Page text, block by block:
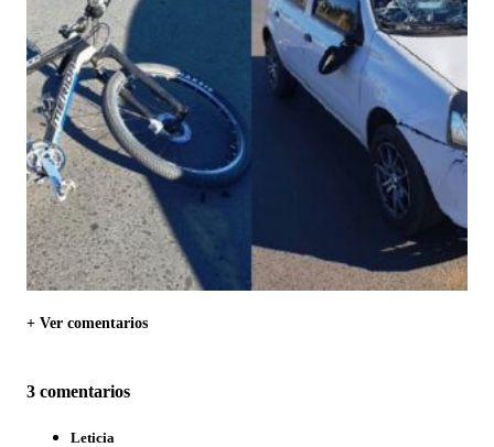
+ Ver comentarios
3 comentarios
Leticia